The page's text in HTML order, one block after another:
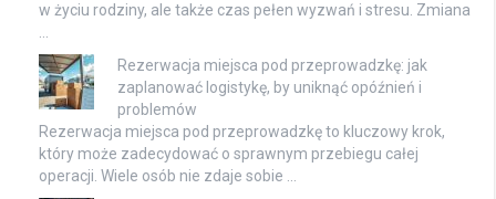
w życiu rodziny, ale także czas pełen wyzwań i stresu. Zmiana
…
Rezerwacja miejsca pod przeprowadzkę: jak
zaplanować logistykę, by uniknąć opóźnień i
problemów
Rezerwacja miejsca pod przeprowadzkę to kluczowy krok,
który może zadecydować o sprawnym przebiegu całej
operacji. Wiele osób nie zdaje sobie …